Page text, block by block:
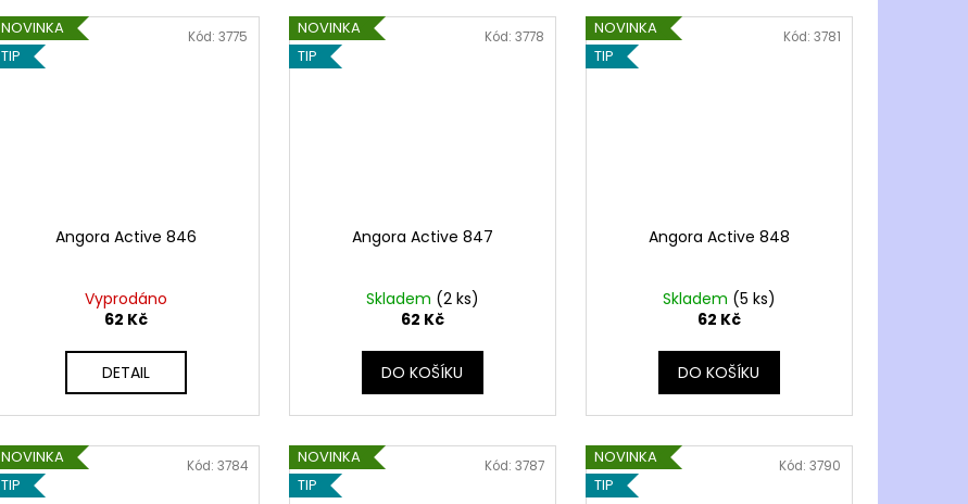
NOVINKA
TIP
Angora Active 846
Vyprodáno
62 Kč
DETAIL
Kód:3775
NOVINKA
TIP
Angora Active 847
Skladem (2 ks)
62 Kč
DO KOŠÍKU
Kód: 3778
NOVINKA
TIP
Angora Active 848
Skladem (5 ks)
62 Kč
DO KOŠÍKU
Kód: 3781
NOVINKA
TIP
Kód:3784
NOVINKA
TIP
Kód: 3787
NOVINKA
TIP
Kód: 3790